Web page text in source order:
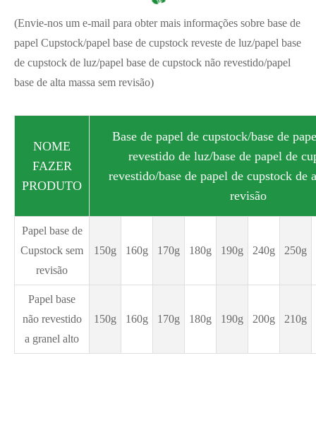
(Envie-nos um e-mail para obter mais informações sobre base de
papel Cupstock/papel base de cupstock reveste de luz/papel base
de cupstock de luz/papel base de cupstock não revestido/papel
base de alta massa sem revisão)
NOME
FAZER
PRODUTO
Base de papel de cupstock/base de
revestido de luz/base de papel de
revestido/base de papel de cupstock de
revisão
Papel base de
Cupstock sem
revisão
150g 160g 170g 180g 190g 240g 250g
Papel base
não revestido
a granel alto
150g 160g 170g 180g 190g 200g 210g